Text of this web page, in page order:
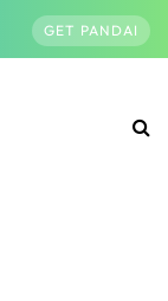
GET PANDAI